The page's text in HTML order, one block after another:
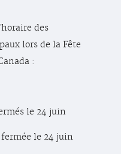
des
lors de la Fête
:
le 24 juin
le 24 juin